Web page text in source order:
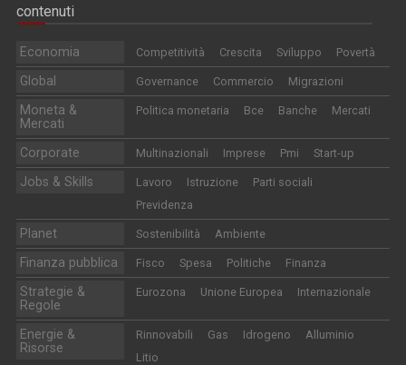
contenuti
Economia Competitività Crescita Sviluppo Povertà
Global Governance Commercio Migrazioni
Moneta &
Mercati
Politica monetaria Bce Banche Mercati
Corporate Multinazionali Imprese Pmi Start-up
Jobs & Skills Lavoro Istruzione
Parti sociali
Previdenza
Planet Sostenibilità Ambiente
Finanza pubblica Fisco Spesa Politiche Finanza
Strategie &
Regole
Eurozona Unione Europea Internazionale
Energie &
Risorse
Rinnovabili Gas Idrogeno
Alluminio
Litio